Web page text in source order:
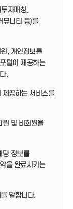
자매칭,
뮤니티 등)를
, 개인정보를
털이 제공하는
.
제공하는 서비스를
원 및 비회원을
당 정보를
을 완료시키는
말합니다.